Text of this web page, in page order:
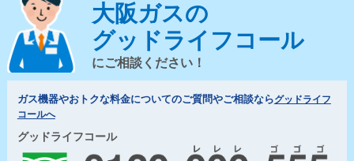
大阪ガスの
グッドライフコール
にご相談ください！
ガス機器やおトクな料金についてのご質問やご相談ならグッドライフ
コールへ
グッドライフコール